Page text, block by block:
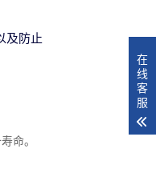
及防止
命。
在
线
客
服